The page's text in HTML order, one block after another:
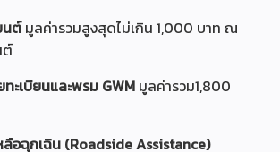
นต์มูลค่ารวมสูงสุดไม่เกิน 1,000 บาท ณ
ต์
ะเบียนและพรม GWM มูลค่ารวม1,800
ลือฉุกเฉิน (Roadside Assistance)